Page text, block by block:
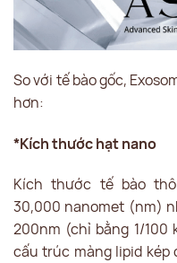
So với tế bào gốc,
hơn:
*Kích thước hạt nano
Kích thước tế bào
30,000 nanomet (nm)
200nm (chỉ bằng 1/100
cấu trúc màng lipid kép